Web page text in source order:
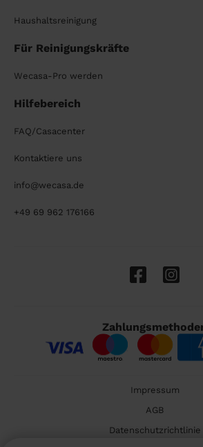
Haushaltsreinigung
Für Reinigungskräfte
Wecasa-Pro werden
Hilfebereich
FAQ/Casacenter
Kontaktiere uns
info@wecasa.de
+49 69 962 176166
Impressum
AGB
Datenschutzrichtlinie